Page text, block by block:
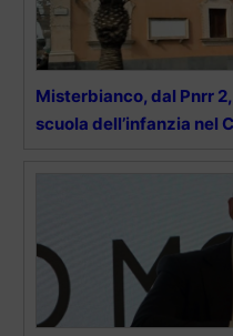
Misterbianco, dal Pnrr
scuola dell’infanzia nel